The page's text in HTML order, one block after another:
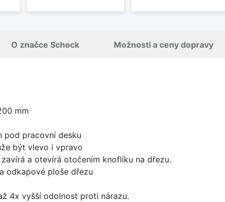
O značce Schock Možnosti a ceny dopravy
mm
pod pracovní desku
být vlevo i vpravo
a otevírá otočením knoflíku na dřezu.
odkapové ploše dřezu
4x vyšší odolnost proti nárazu.